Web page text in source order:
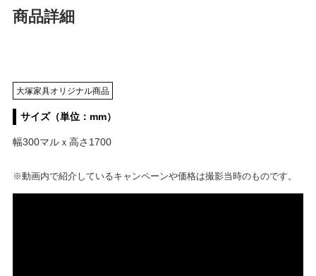
商品詳細
大塚家具オリジナル商品
サイズ（単位：mm）
幅300マルｘ高さ1700
※動画内で紹介しているキャンペーンや価格は撮影当時のものです。